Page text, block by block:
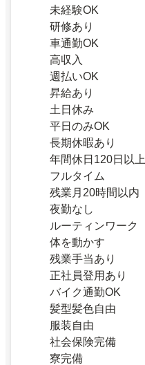
未経験OK
研修あり
車通勤OK
高収入
週払いOK
昇給あり
土日休み
平日のみOK
長期休暇あり
年間休日120日以上
フルタイム
残業月20時間以内
夜勤なし
ルーティンワーク
体を動かす
残業手当あり
正社員登用あり
バイク通勤OK
髪型髪色自由
服装自由
社会保険完備
寮完備